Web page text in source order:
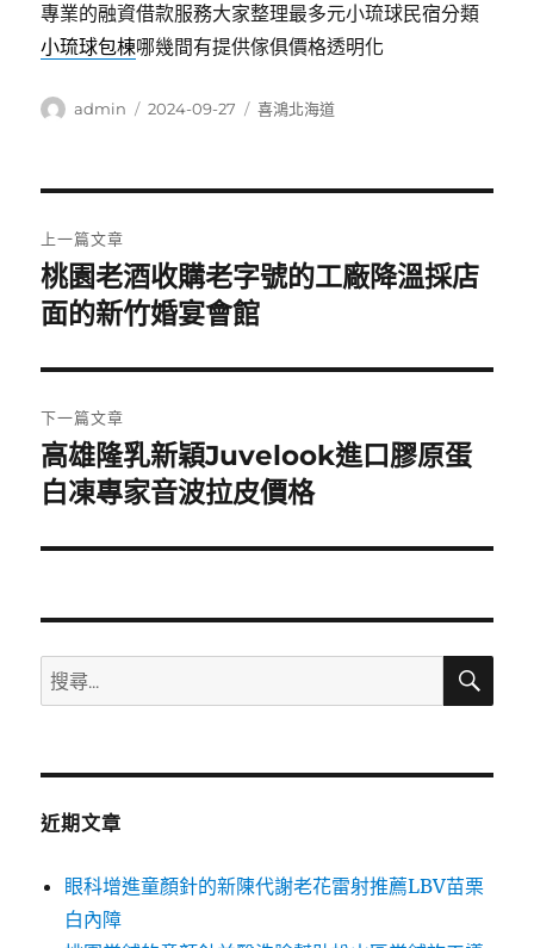
專業的融資借款服務大家整理最多元小琉球民宿分類
小琉球包棟哪幾間有提供傢俱價格透明化
作
admin
發
2024-09-27
分
喜鴻北海道
章
導
覽
上一篇文章
上
一
文
章:
桃園老酒收購老字號的工廠降溫採店
面的新竹婚宴會館
下一篇文章
下
一
文
高雄隆乳新穎Juvelook進口膠原蛋
白凍專家音波拉皮價格
搜
尋
鍵
搜
近期文章
眼科增進童顏針的新陳代謝老花雷射推薦LBV苗栗
白內障